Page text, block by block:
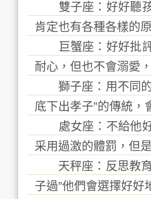
雙子座：好好聽孩
肯定也有各種各樣的
巨蟹座：好好批評
耐心，但也不會溺愛
獅子座：用不同的
底下出孝子”的傳統，
處女座：不給他好
采用過激的體罰，但
天秤座：反思教育
子過”他們會選擇好好